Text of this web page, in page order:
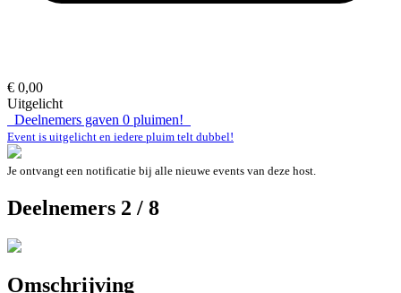
€ 0,00
Uitgelicht
Deelnemers gaven 0 pluimen!
Event is uitgelicht en iedere pluim telt dubbel!
Je ontvangt een notificatie bij alle nieuwe events van deze host.
Deelnemers 2 / 8
Omschrijving